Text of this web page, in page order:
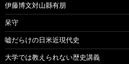
伊藤博文対山縣有朋
呆守
嘘だらけの日米近現代史
大学では教えられない歴史講義